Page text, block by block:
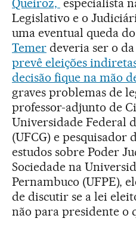
Legislativo e o
uma eventual queda
Temerdeveria ser o
prevê eleições
decisão fique na mão
graves problemas de
professor-adjunto de
Universidade Federal
(UFCG) e pesquisador
estudos sobre Poder
Sociedade na
Pernambuco (UFPE),
de discutir se a lei
não para presidente o